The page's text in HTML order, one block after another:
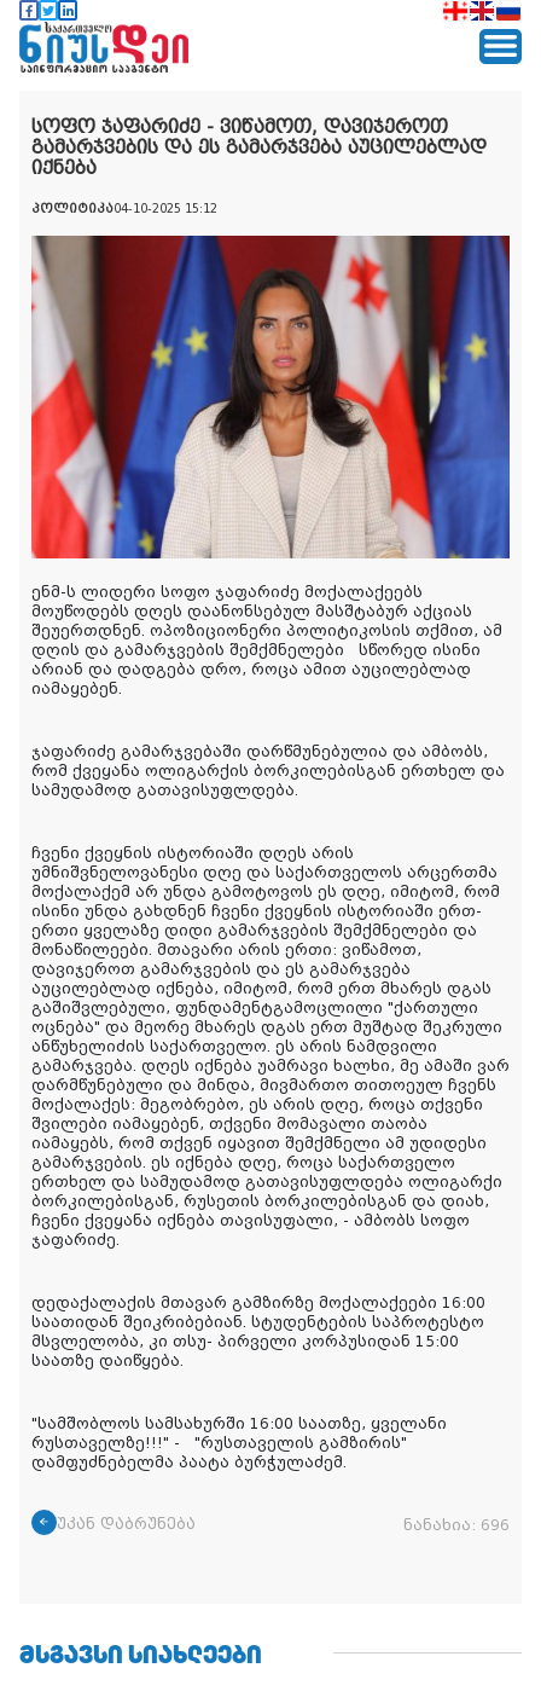
სოფო ჯაფარიძე - ვიწამოთ, დავიჯეროთ
გამარჯვების და ეს გამარჯვება აუცილებლად
იქნება
პოლიტიკა04-10-2025 15:12
ენმ-ს ლიდერი სოფო ჯაფარიძე მოქალაქეებს
მოუწოდებს დღეს დაანონსებულ მასშტაბურ აქციას
შეუერთდნენ. ოპოზიციონერი პოლიტიკოსის თქმით, ამ
დღის და გამარჯვების შემქმნელები სწორედ ისინი
არიან და დადგება დრო, როცა ამით აუცილებლად
იამაყებენ.
ჯაფარიძე გამარჯვებაში დარწმუნებულია და ამბობს,
რომ ქვეყანა ოლიგარქის ბორკილებისგან ერთხელ და
სამუდამოდ გათავისუფლდება.
ჩვენი ქვეყნის ისტორიაში დღეს არის
უმნიშვნელოვანესი დღე და საქართველოს არცერთმა
მოქალაქემ არ უნდა გამოტოვოს ეს დღე, იმიტომ, რომ
ისინი უნდა გახდნენ ჩვენი ქვეყნის ისტორიაში ერთ-
ერთი ყველაზე დიდი გამარჯვების შემქმნელები და
მონაწილეები. მთავარი არის ერთი: ვიწამოთ,
დავიჯეროთ გამარჯვების და ეს გამარჯვება
აუცილებლად იქნება, იმიტომ, რომ ერთ მხარეს დგას
გაშიშვლებული, ფუნდამენტგამოცლილი "ქართული
ოცნება" და მეორე მხარეს დგას ერთ მუშტად შეკრული
ანწუხელიძის საქართველო. ეს არის ნამდვილი
გამარჯვება. დღეს იქნება უამრავი ხალხი, მე ამაში ვარ
დარმწუნებული და მინდა, მივმართო თითოეულ ჩვენს
მოქალაქეს: მეგობრებო, ეს არის დღე, როცა თქვენი
შვილები იამაყებენ, თქვენი მომავალი თაობა
იამაყებს, რომ თქვენ იყავით შემქმნელი ამ უდიდესი
გამარჯვების. ეს იქნება დღე, როცა საქართველო
ერთხელ და სამუდამოდ გათავისუფლდება ოლიგარქი
ბორკილებისგან, რუსეთის ბორკილებისგან და დიახ,
ჩვენი ქვეყანა იქნება თავისუფალი, - ამბობს სოფო
ჯაფარიძე.
დედაქალაქის მთავარ გამზირზე მოქალაქეები 16:00
საათიდან შეიკრიბებიან. სტუდენტების საპროტესტო
მსვლელობა, კი თსუ- პირველი კორპუსიდან 15:00
საათზე დაიწყება.
"სამშობლოს სამსახურში 16:00 საათზე, ყველანი
რუსთაველზე!!!" - "რუსთაველის გამზირის"
დამფუძნებელმა პაატა ბურჭულაძემ.
უკან დაბრუნება ნანახია: 696
ᲛᲡᲒᲐᲕᲡᲘ ᲡᲘᲐᲮᲚᲔᲔᲑᲘ